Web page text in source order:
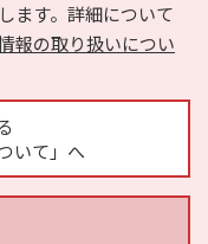
ます。詳細について
報の取り扱いについ
いて」へ
Reserved.